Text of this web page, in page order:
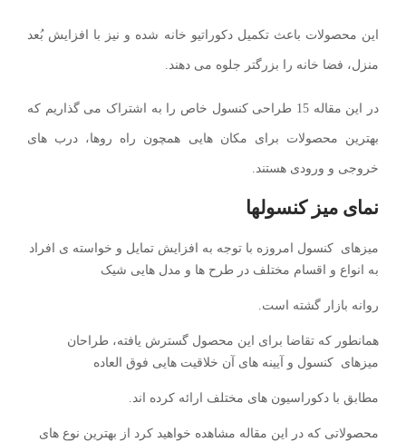
این محصولات باعث تکمیل دکوراتیو خانه شده و نیز با افزایش بُعد
منزل، فضا خانه را بزرگتر جلوه می دهند.
در این مقاله 15 طراحی کنسول خاص را به اشتراک می گذاریم که
بهترین محصولات برای مکان هایی همچون راه روها، درب های
خروجی و ورودی هستند.
نمای میز کنسولها
میزهای کنسول امروزه با توجه به افزایش تمایل و خواسته ی افراد
به انواع و اقسام مختلف در طرح ها و مدل هایی شیک
روانه بازار گشته است.
همانطور که تقاضا برای این محصول گسترش یافته، طراحان
میزهای کنسول و آیینه های آن خلاقیت هایی فوق العاده
مطابق با دکوراسیون های مختلف ارائه کرده اند.
محصولاتی که در این مقاله مشاهده خواهید کرد از بهترین نوع های